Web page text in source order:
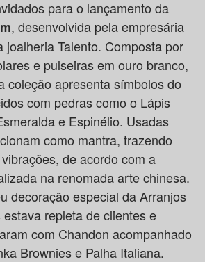
para o lançamento da
, desenvolvida pela empresária
joalheria Talento. Composta por
e pulseiras em ouro branco,
coleção apresenta símbolos do
com pedras como o Lápis
e Espinélio. Usadas
como mantra, trazendo
de acordo com a
na renomada arte chinesa.
decoração especial da Arranjos
repleta de clientes e
com Chandon acompanhado
Brownies e Palha Italiana.